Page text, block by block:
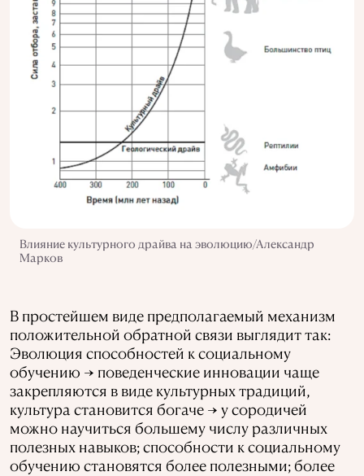
Влияние культурного драйва на эволюцию/Александр
Марков
В простейшем виде предполагаемый механизм
положительной обратной связи выглядит так:
Эволюция способностей к социальному
обучению → поведенческие инновации чаще
закрепляются в виде культурных традиций,
культура становится богаче → у сородичей
можно научиться большему числу различных
полезных навыков; способности к социальному
обучению становятся более полезными; более